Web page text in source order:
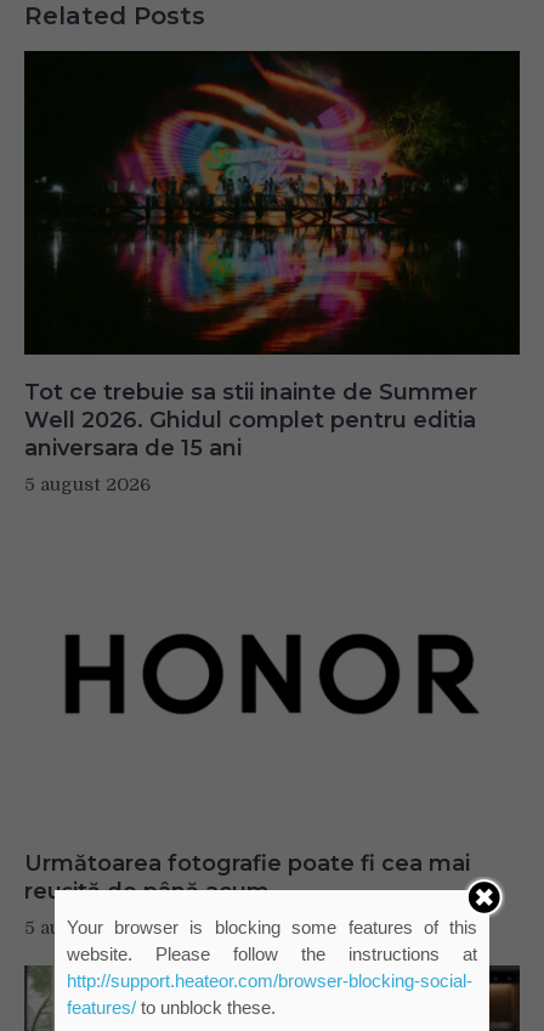
Related Posts
Tot ce trebuie sa stii inainte de Summer
Well 2026. Ghidul complet pentru editia
aniversara de 15 ani
5 august 2026
Următoarea fotografie poate fi cea mai
reușită de până acum
5 august 2026
Your browser is blocking some features of this
website. Please follow the instructions at
http://support.heateor.com/browser-blocking-social-
features/to unblock these.